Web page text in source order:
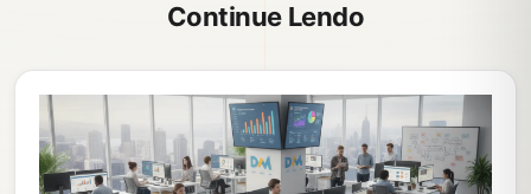
Continue Lendo